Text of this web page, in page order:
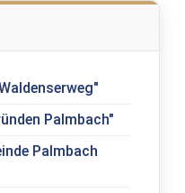
Palmbach"
Palmbach